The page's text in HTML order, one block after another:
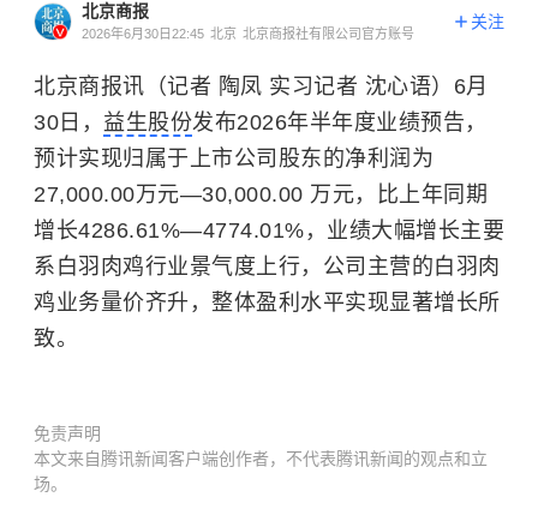
北京商报
2026年6月30日22:45 北京 北京商报社有限公司官方账号
关注
北京商报讯（记者 陶凤 实习记者 沈心语）6月
30日， 益生股份发布2026年半年度业绩预告，
预计实现归属于上市公司股东的净利润为
27,000.00万元—30,000.00 万元，比上年同期
增长4286.61%—4774.01%，业绩大幅增长主要
系白羽肉鸡行业景气度上行，公司主营的白羽肉
鸡业务量价齐升，整体盈利水平实现显著增长所
致。
免责声明
本文来自腾讯新闻客户端创作者，不代表腾讯新闻的观点和立
场。